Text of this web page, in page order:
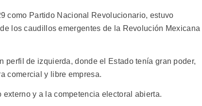
como Partido Nacional Revolucionario, estuvo
los caudillos emergentes de la Revolución Mexicana
perfil de izquierda, donde el Estado tenía gran poder,
comercial y libre empresa.
y a la competencia electoral abierta.